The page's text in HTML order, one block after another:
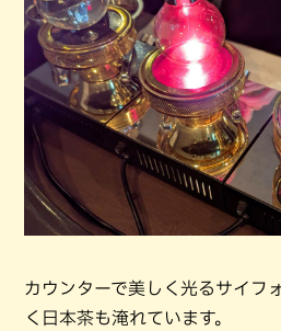
カウンターで美しく光るサイフ
く日本茶も淹れています。